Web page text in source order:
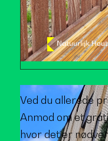
Ved du allerede
Anmod om et
hvor det er